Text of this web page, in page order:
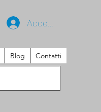
Accedi
Blog Contatti